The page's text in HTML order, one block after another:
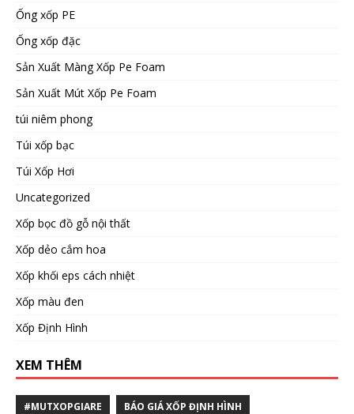
Ống xốp PE
Ống xốp đặc
Sản Xuất Màng Xốp Pe Foam
Sản Xuất Mút Xốp Pe Foam
túi niêm phong
Túi xốp bạc
Túi Xốp Hơi
Uncategorized
Xốp bọc đồ gỗ nội thất
Xốp dẻo cắm hoa
Xốp khối eps cách nhiệt
Xốp màu đen
Xốp Định Hình
XEM THÊM
#MUTXOPGIARE BÁO GIÁ XỐP ĐỊNH HÌNH